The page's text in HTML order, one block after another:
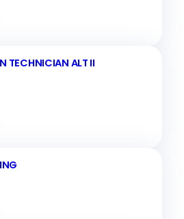
TECHNICIAN ALT II